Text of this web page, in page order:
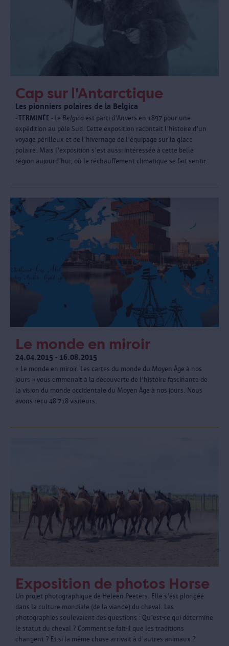
Cap sur l'Antarctique
Les pionniers polaires de la Belgica
- TERMINÉE - Le Belgica est parti d'Anvers en 1897 pour une
expédition au pôle Sud. Cette exposition racontait l'histoire d'un
voyage périlleux et de l'hivernage de l'équipage sur la glace
polaire. Mais l'exposition s'est aussi intéressée à cette belle
région aujourd'hui, où le réchauffement climatique se fait sentir.
Le monde en miroir
24.04.2015 - 16.08.2015
« Le monde en miroir. Les cartes du monde du Moyen Âge à nos
jours » vous emmenait à la découverte de l'histoire fascinante de
la vision du monde occidentale du Moyen Âge à nos jours. Nous
avons reçu 48 718 visiteurs.
Exposition de photos Horse
Un projet photographique de Heleen Peeters. Elle s'est plongée
dans la culture mondiale (de la viande) du cheval. Les
photographies soulevaient des questions : Qu'est-ce qui détermine
le statut du cheval ? Comment se fait-il que les traditions
changent ? Et si la même chose arrivait à d'autres animaux ?